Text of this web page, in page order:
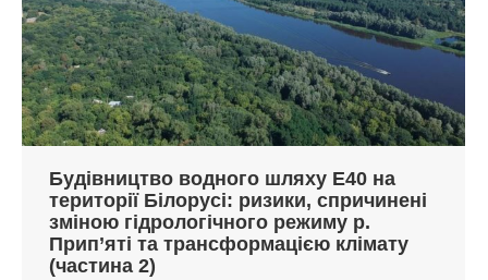
Будівництво водного шляху Е40 на
території Білорусі: ризики, спричинені
зміною гідрологічного режиму р.
Прип’яті та трансформацією клімату
(частина 2)